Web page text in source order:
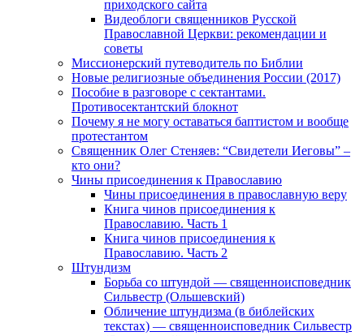
приходского сайта
Видеоблоги священников Русской
Православной Церкви: рекомендации и
советы
Миссионерский путеводитель по Библии
Новые религиозные объединения России (2017)
Пособие в разговоре с сектантами.
Противосектантский блокнот
Почему я не могу оставаться баптистом и вообще
протестантом
Священник Олег Стеняев: “Свидетели Иеговы” –
кто они?
Чины присоединения к Православию
Чины присоединения в православную веру
Книга чинов присоединения к
Православию. Часть 1
Книга чинов присоединения к
Православию. Часть 2
Штундизм
Борьба со штундой — священноисповедник
Сильвестр (Ольшевский)
Обличение штундизма (в библейских
текстах) — священноисповедник Сильвестр